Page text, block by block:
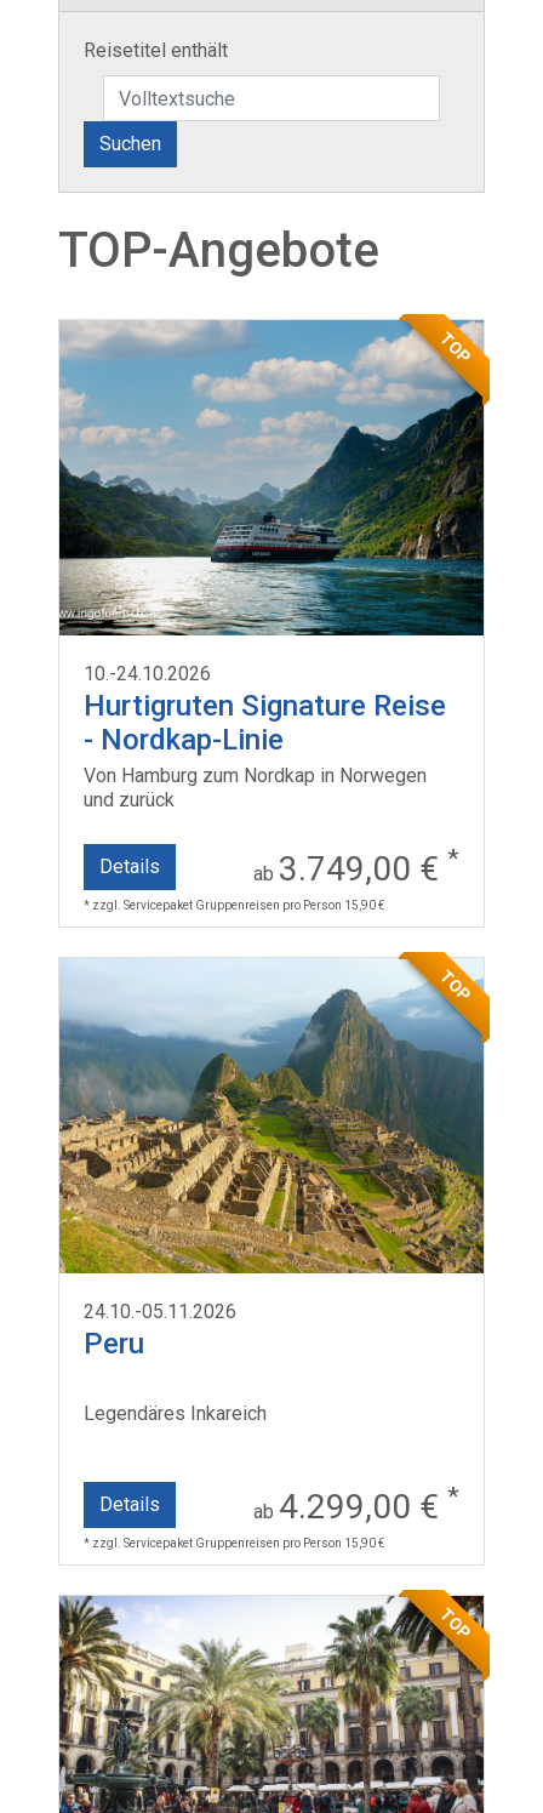
Reisetitel enthält
Suchen
TOP-Angebote
TOP
10.-24.10.2026
Hurtigruten Signature Reise
- Nordkap-Linie
Von Hamburg zum Nordkap in Norwegen
und zurück
Details ab 3.749,00 € *
* zzgl. Servicepaket Gruppenreisen pro Person 15,90 €
TOP
24.10.-05.11.2026
Peru
Legendäres Inkareich
Details ab 4.299,00 € *
* zzgl. Servicepaket Gruppenreisen pro Person 15,90 €
TOP